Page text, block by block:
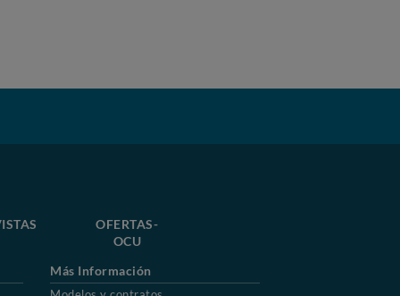
OFERTAS-
OCU
Más Información